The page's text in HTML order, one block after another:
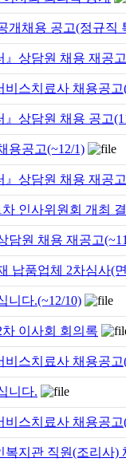
개채용 공고(정규직
』상담원 채용 재공
스치료사 채용공
』상담원 채용 공고
용공고(~12/1)
』상담원 채용 재공
인사위원회 개최
담원 채용 재공고
납품업체 2차심사(
니다.(~12/10)
이사회 회의록
스치료사 채용공
니다.
스치료사 채용공
지관 직원(조리사)